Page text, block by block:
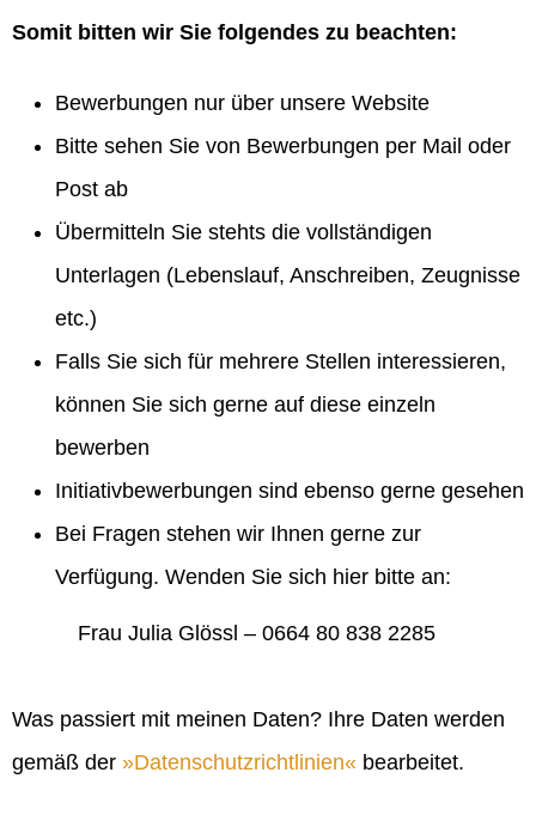
Somit bitten wir Sie folgendes zu beachten:
Bewerbungen nur über unsere Website
Bitte sehen Sie von Bewerbungen per Mail oder
Post ab
Übermitteln Sie stehts die vollständigen
Unterlagen (Lebenslauf, Anschreiben, Zeugnisse
etc.)
Falls Sie sich für mehrere Stellen interessieren,
können Sie sich gerne auf diese einzeln
bewerben
Initiativbewerbungen sind ebenso gerne gesehen
Bei Fragen stehen wir Ihnen gerne zur
Verfügung. Wenden Sie sich hier bitte an:
Frau Julia Glössl – 0664 80 838 2285
Was passiert mit meinen Daten? Ihre Daten werden
gemäß der
Datenschutzrichtlinien bearbeitet.